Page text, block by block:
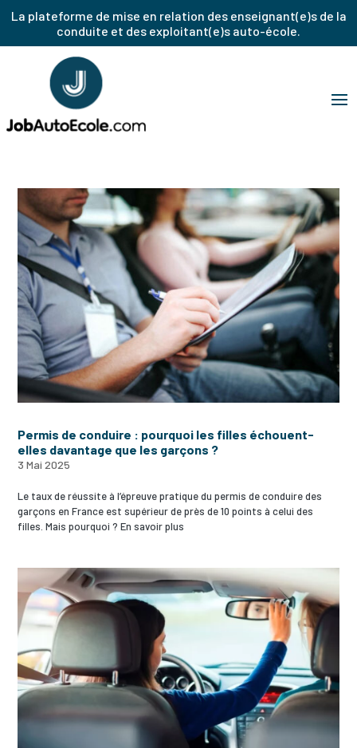
La plateforme de mise en relation des enseignant(e)s de la
conduite et des exploitant(e)s auto-école.
Permis de conduire : pourquoi les filles échouent-
elles davantage que les garçons ?
3 Mai 2025
Le taux de réussite à l’épreuve pratique du permis de conduire des
garçons en France est supérieur de près de 10 points à celui des
filles. Mais pourquoi ? En savoir plus